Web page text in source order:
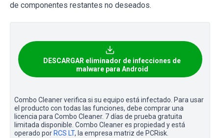
de componentes restantes no deseados.
DESCARGAR eliminador de infecciones de
malware para Android
Combo Cleaner verifica si su equipo está infectado. Para usar
el producto con todas las funciones, debe comprar una
licencia para Combo Cleaner. 7 días de prueba gratuita
limitada disponible. Combo Cleaner es propiedad y está
operado por RCS LT, la empresa matriz de PCRisk.